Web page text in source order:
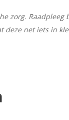
zorg.
deze net iets in